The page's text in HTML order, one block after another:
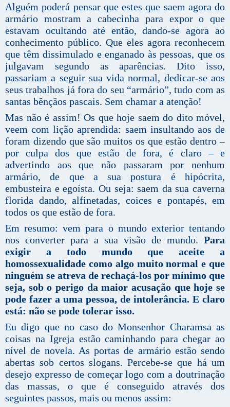
Alguém poderá pensar que estes que saem agora do
armário mostram a cabecinha para expor o que
estavam ocultando até então, dando-se agora ao
conhecimento público. Que eles agora reconhecem
que têm dissimulado e enganado às pessoas, que os
julgavam segundo as aparências. Dito isso,
passariam a seguir sua vida normal, dedicar-se aos
seus trabalhos já fora do seu “armário”, tudo com as
santas bênçãos pascais. Sem chamar a atenção!
Mas não é assim! Os que hoje saem do dito móvel,
veem com lição aprendida: saem insultando aos de
foram dizendo que são muitos os que estão dentro –
por culpa dos que estão de fora, é claro – e
advertindo aos que não passaram por nenhum
armário, de que a sua postura é hipócrita,
embusteira e egoísta. Ou seja: saem da sua caverna
florida dando, alfinetadas, coices e pontapés, em
todos os que estão de fora.
Em resumo: vem para o mundo exterior tentando
nos converter para a sua visão de mundo. Para
exigir a todo mundo que aceite a
homossexualidade como algo muito normal e que
ninguém se atreva de rechaçá-los por mínimo que
seja, sob o perigo da maior acusação que hoje se
pode fazer a uma pessoa, de intolerância. E claro
está: não se pode tolerar isso.
Eu digo que no caso do Monsenhor Charamsa as
coisas na Igreja estão caminhando para chegar ao
nível de novela. As portas de armário estão sendo
abertas sob certos slogans. Percebe-se que há um
desejo expresso de começar logo com a doutrinação
das massas, o que é conseguido através dos
seguintes passos, mais ou menos assim: